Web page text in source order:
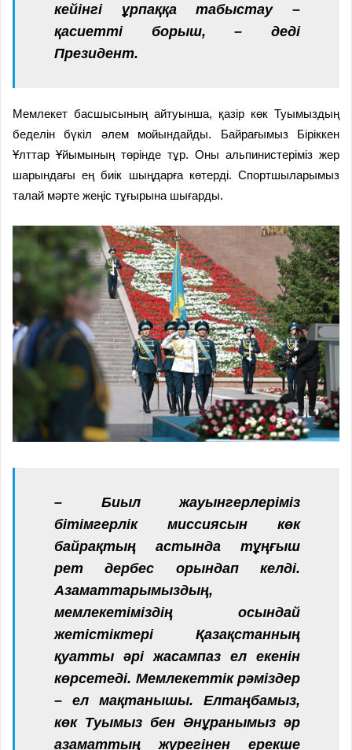
кейінгі ұрпаққа табыстау –
қасиетті борыш, – деді
Президент.
Мемлекет басшысының айтуынша, қазір көк Туымыздың
беделін бүкіл әлем мойындайды. Байрағымыз Біріккен
Ұлттар Ұйымының төрінде тұр. Оны альпинистеріміз жер
шарындағы ең биік шыңдарға көтерді. Спортшыларымыз
талай мәрте жеңіс тұғырына шығарды.
– Биыл жауынгерлеріміз
бітімгерлік миссиясын көк
байрақтың астында тұңғыш
рет дербес орындап келді.
Азаматтарымыздың,
мемлекетіміздің осындай
жетістіктері Қазақстанның
қуатты әрі жасампаз ел екенін
көрсетеді. Мемлекеттік рәміздер
– ел мақтанышы. Елтаңбамыз,
көк Туымыз бен Әнұранымыз әр
азаматтың жүрегінен ерекше